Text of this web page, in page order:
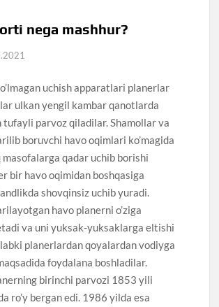
nega mashhur?
uchish apparatlari planerlar
ulkan yengil kambar qanotlarda
tufayli parvoz qiladilar. Shamollar va
boruvchi havo oqimlari ko’magida
masofalarga qadar uchib borishi
bir havo oqimidan boshqasiga
shovqinsiz uchib yuradi.
havo planerni o’ziga
va uni yuksak-yuksaklarga eltishi
planerlardan qoyalardan vodiyga
foydalana boshladilar.
birinchi parvozi 1853 yili
ro’y bergan edi. 1986 yilda esa